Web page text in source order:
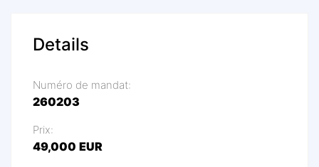
Details
Numéro de mandat:
260203
Prix:
49,000 EUR